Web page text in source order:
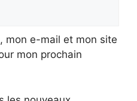
mon e-mail et mon site
mon prochain